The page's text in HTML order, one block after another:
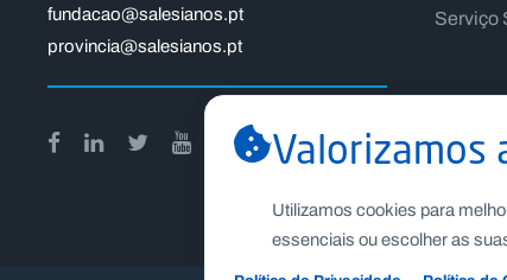
fundacao@salesianos.pt
provincia@salesianos.pt
Serviço
Valorizamos
Utilizamos cookies para
essenciais ou escolher as